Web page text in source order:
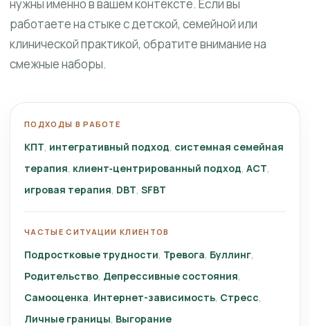
нужны именно в вашем контексте. Если вы
работаете на стыке с детской, семейной или
клинической практикой, обратите внимание на
смежные наборы.
ПОДХОДЫ В РАБОТЕ
КПТ интегративный подход системная семейная
терапия клиент‑центрированный подход ACT
игровая терапия DBT SFBT
ЧАСТЫЕ СИТУАЦИИ КЛИЕНТОВ
Подростковые трудности Тревога Буллинг
Родительство Депрессивные состояния
Самооценка Интернет-зависимость Стресс
Личные границы Выгорание